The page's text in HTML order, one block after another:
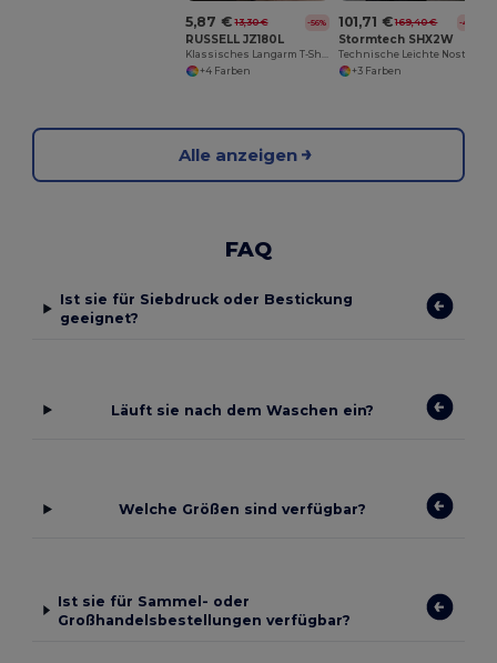
5,87 € 13,30 € -56%
RUSSELL JZ180L
Klassisches Langarm T-Shirt
+4 Farben
101,71 € 169,40 € -40%
Stormtech SHX2W
+3 Farben
Alle anzeigen
FAQ
Ist sie für Siebdruck oder Bestickung
geeignet?
Läuft sie nach dem Waschen ein?
Welche Größen sind verfügbar?
Ist sie für Sammel- oder
Großhandelsbestellungen verfügbar?